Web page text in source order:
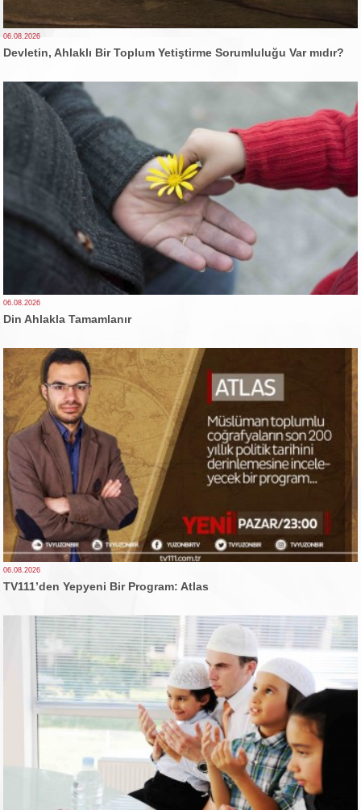
06.08.2026
Devletin, Ahlaklı Bir Toplum Yetiştirme Sorumluluğu Var mıdır?
06.08.2026
Din Ahlakla Tamamlanır
06.08.2026
TV111’den Yepyeni Bir Program: Atlas